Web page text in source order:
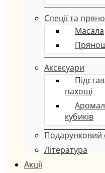
Спеції та
Масала
Аксесуари
пахощі
кубиків
Подарунковий
Література
Акції